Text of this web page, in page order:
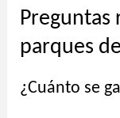
Preguntas
parques
¿Cuánto se